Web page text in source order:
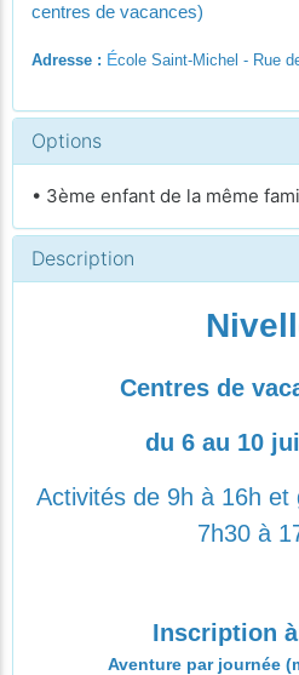
centres de vacances)
Adresse : École Saint-Michel - Rue
Options
• 3ème enfant de la même
Description
Centres de
du 6 au 10
Activités de 9h à 16h et
7h30 à
Inscription
Aventure par journée